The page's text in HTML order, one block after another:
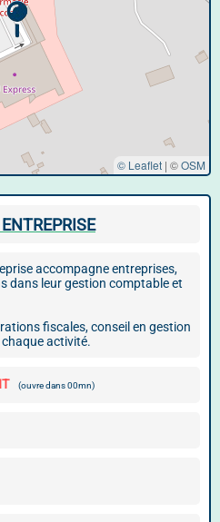
© Leaflet | ©OSM
accompagne entreprises,
dans leur gestion comptable et
fiscales, conseil en gestion
activité.
(ouvre dans 00mn)